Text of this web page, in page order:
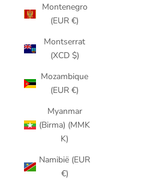
Montenegro
(EUR €)
Montserrat
(XCD $)
Mozambique
(EUR €)
Myanmar
(Birma) (MMK
K)
Namibië (EUR
€)